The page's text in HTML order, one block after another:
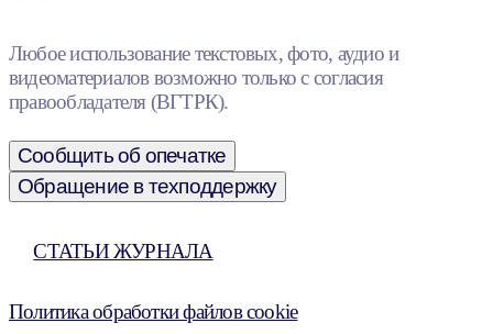
Любое использование текстовых, фото, аудио и
видеоматериалов возможно только с согласия
правообладателя (ВГТРК).
Сообщить об опечатке
Обращение в техподдержку
СТАТЬИ ЖУРНАЛА
Политика обработки файлов cookie